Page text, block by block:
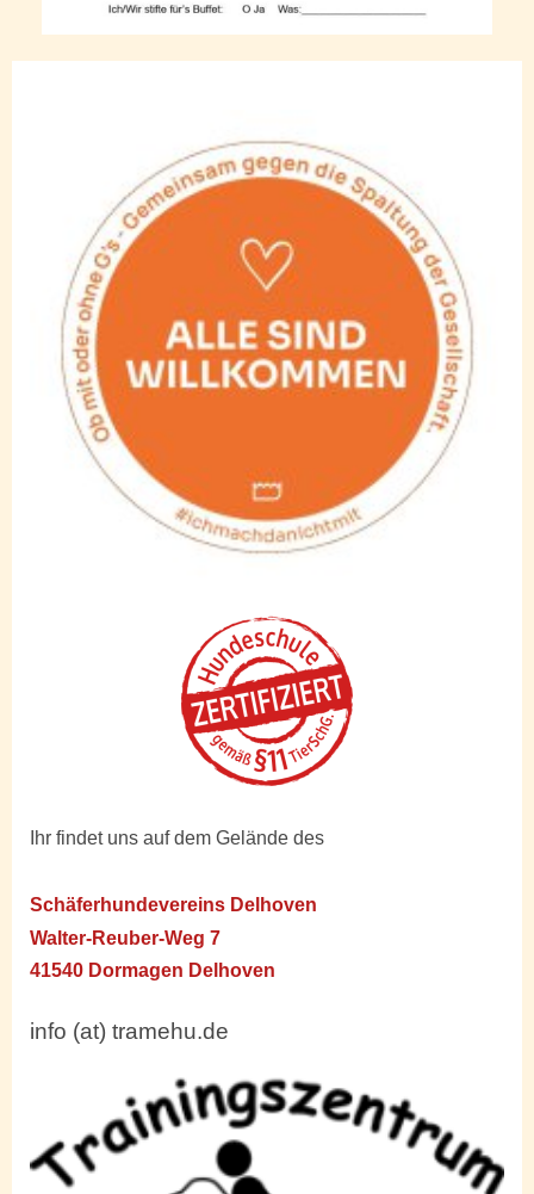
Ihr findet uns auf dem Gelände des
Schäferhundevereins Delhoven
Walter-Reuber-Weg 7
41540 Dormagen Delhoven
info (at) tramehu.de